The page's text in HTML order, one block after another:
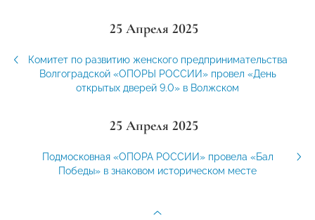
25 Апреля 2025
Комитет по развитию женского предпринимательства
Волгоградской «ОПОРЫ РОССИИ» провел «День
открытых дверей 9.0» в Волжском
25 Апреля 2025
Подмосковная «ОПОРА РОССИИ» провела «Бал
Победы» в знаковом историческом месте